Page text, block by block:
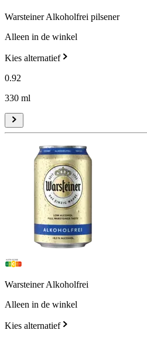
Warsteiner Alkoholfrei pilsener
Alleen in de winkel
Kies alternatief
0.92
330 ml
Warsteiner Alkoholfrei
Alleen in de winkel
Kies alternatief